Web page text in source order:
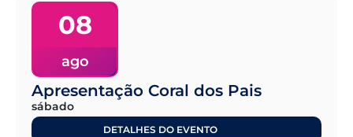
08
ago
Apresentação Coral dos Pais
sábado
DETALHES DO EVENTO